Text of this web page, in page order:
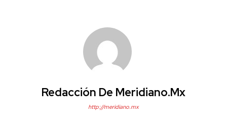
Redacción De Meridiano.mx
http://meridiano.mx